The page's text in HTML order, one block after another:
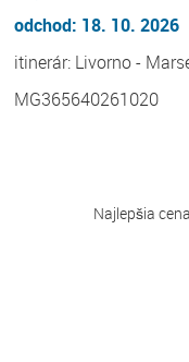
odchod: 18. 10. 2026
itinerár: Livorno -
MG365640261020
Najlepšia